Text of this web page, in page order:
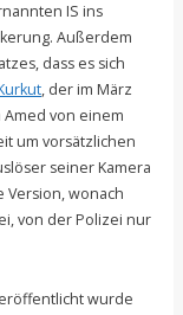
IS ins
Außerdem
dass es sich
, der im März
von einem
um vorsätzlichen
seiner Kamera
Version, wonach
von der Polizei nur
wurde